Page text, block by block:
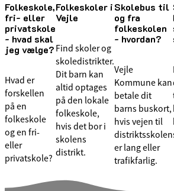
Folkeskole,
fri- eller
privatskole
- hvad skal
jeg vælge?
Hvad er
forskellen
på en
folkeskole
og en fri-
eller
privatskole?
Folkeskoler i
Vejle
Find skoler og
skoledistrikter.
Dit barn kan
altid optages
på den lokale
folkeskole,
hvis det bor i
skolens
distrikt.
Skolebus til
og fra
folkeskolen
- hvordan?
Vejle
Kommune kan
betale dit
barns buskort,
hvis vejen til
distriktsskolen
er lang eller
trafikfarlig.